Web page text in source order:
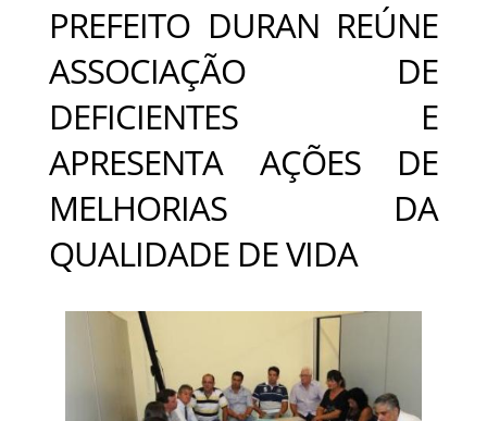
PREFEITO DURAN REÚNE
ASSOCIAÇÃO DE
DEFICIENTES E
APRESENTA AÇÕES DE
MELHORIAS DA
QUALIDADE DE VIDA